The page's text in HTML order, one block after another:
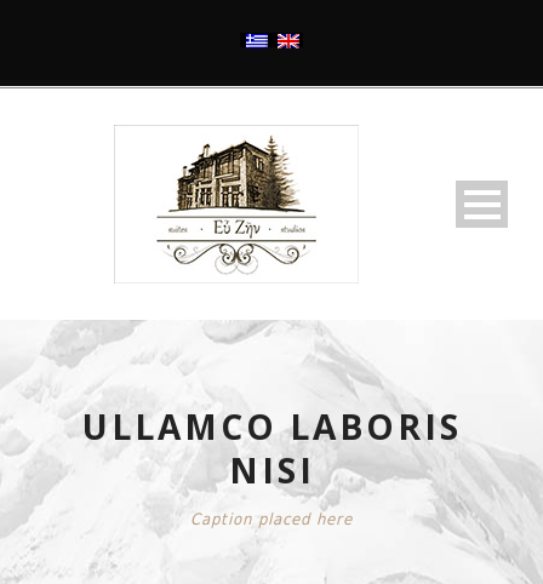
ULLAMCO LABORIS
NISI
Caption placed here